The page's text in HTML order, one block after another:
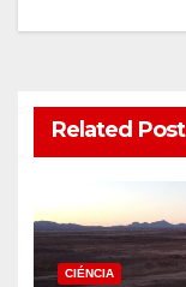
Related Post
CIÉNCIA